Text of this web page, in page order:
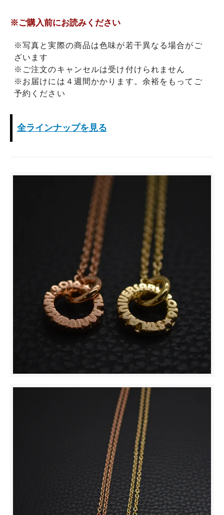
※ご購入前にお読みください
※写真と実際の商品は色味が若干異なる場合がご
ざいます
※ご注文のキャンセルは受け付けられません
※お届けには４週間かかります。余裕をもってご
予約ください
全ラインナップを見る